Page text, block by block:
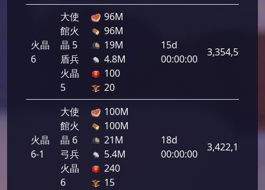
火晶
6
大使
館火
晶 5
盾兵
火晶
5
96M
96M
19M
4.8M
100
20
15d
00:00:00
3,354,500
火晶
6-1
大使
館火
晶 6
弓兵
火晶
6
100M
100M
21M
5.4M
240
15
18d
00:00:00
3,422,100